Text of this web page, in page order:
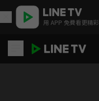
用 APP 免費看更精彩